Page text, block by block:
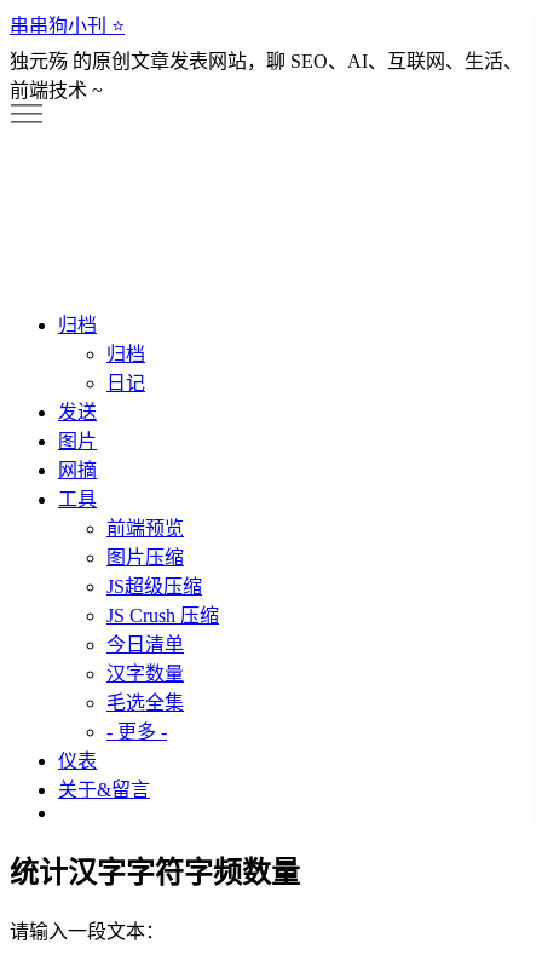
串串狗小刊 ⭐️
独元殇 的原创文章发表网站，聊 SEO、AI、互联网、生活、
前端技术 ~
归档
归档
日记
发送
图片
网摘
工具
前端预览
图片压缩
JS超级压缩
JS Crush 压缩
今日清单
汉字数量
毛选全集
- 更多 -
仪表
关于&留言
统计汉字字符字频数量
请输入一段文本：